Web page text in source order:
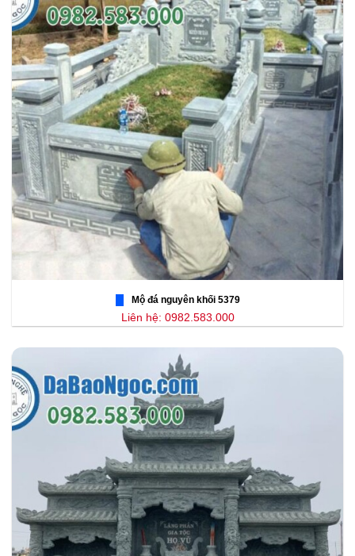
Mộ đá nguyên khối 5379
Liên hệ: 0982.583.000